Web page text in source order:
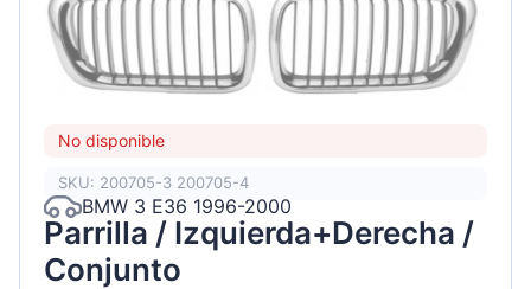
No disponible
SKU: 200705-3 200705-4
BMW 3 E36 1996-2000
Parrilla / Izquierda+Derecha /
Conjunto